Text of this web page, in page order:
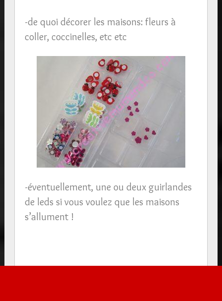
-de quoi décorer les maisons: fleurs à
coller, coccinelles, etc etc
-éventuellement, une ou deux guirlandes
de leds si vous voulez que les maisons
s’allument !